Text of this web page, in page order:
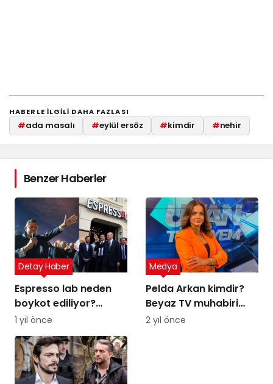
HABERLE ILGILI DAHA FAZLASI
#ada masalı #eylül ersöz #kimdir #nehir
Benzer Haberler
Espresso lab neden
boykot ediliyor?
Espresso Lab sahibi
kim?
Detay Haber
1 yıl önce
Pelda Arkan kimdir?
Beyaz TV muhabiri
Pelda Arkan kaç
Medya
2 yıl önce